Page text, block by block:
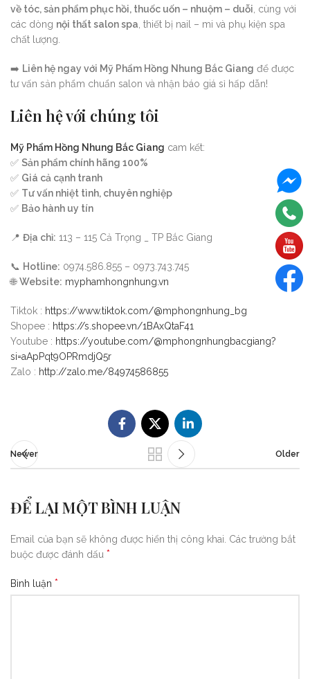
về tóc, sản phẩm phục hồi, thuốc uốn – nhuộm – duỗi , cùng với
các dòng nội thất salon spa , thiết bị nail – mi và phụ kiện spa
chất lượng.
➡️ Liên hệ ngay với Mỹ Phẩm Hồng Nhung Bắc Giang để được
tư vấn sản phẩm chuẩn salon và nhận báo giá sỉ hấp dẫn!
Liên hệ với chúng tôi
Mỹ Phẩm Hồng Nhung Bắc Giang cam kết:
✅ Sản phẩm chính hãng 100%
✅ Giá cả cạnh tranh
✅ Tư vấn nhiệt tình, chuyên nghiệp
✅ Bảo hành uy tín
📍 Địa chỉ: 113 – 115 Cả Trọng _ TP Bắc Giang
📞 Hotline: 0974.586.855 – 0973.743.745
🌐Website: myphamhongnhung.vn
Tiktok : https://www.tiktok.com/@mphongnhung_bg
Shopee : https://s.shopee.vn/1BAxQtaF41
Youtube : https://youtube.com/@mphongnhungbacgiang?
si=aApPqt9OPRmdjQ5r
Zalo : http://zalo.me/84974586855
Newer Older
ĐỂ LẠI MỘT BÌNH LUẬN
Email của bạn sẽ không được hiển thị công khai. Các trường bắt
buộc được đánh dấu *
Bình luận *